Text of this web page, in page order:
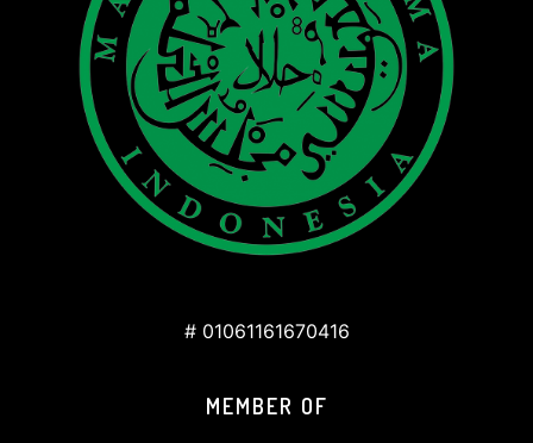
# 01061161670416
MEMBER OF